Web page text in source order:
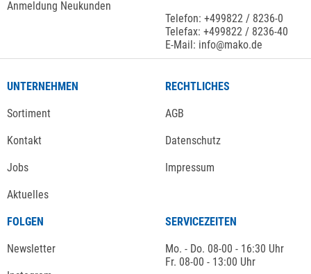
Anmeldung Neukunden
Telefon: +499822 / 8236-0
Telefax: +499822 / 8236-40
E-Mail: info@mako.de
UNTERNEHMEN
Sortiment
Kontakt
Jobs
Aktuelles
RECHTLICHES
AGB
Datenschutz
Impressum
FOLGEN
Newsletter
SERVICEZEITEN
Mo. - Do. 08-00 - 16:30 Uhr
Fr. 08-00 - 13:00 Uhr